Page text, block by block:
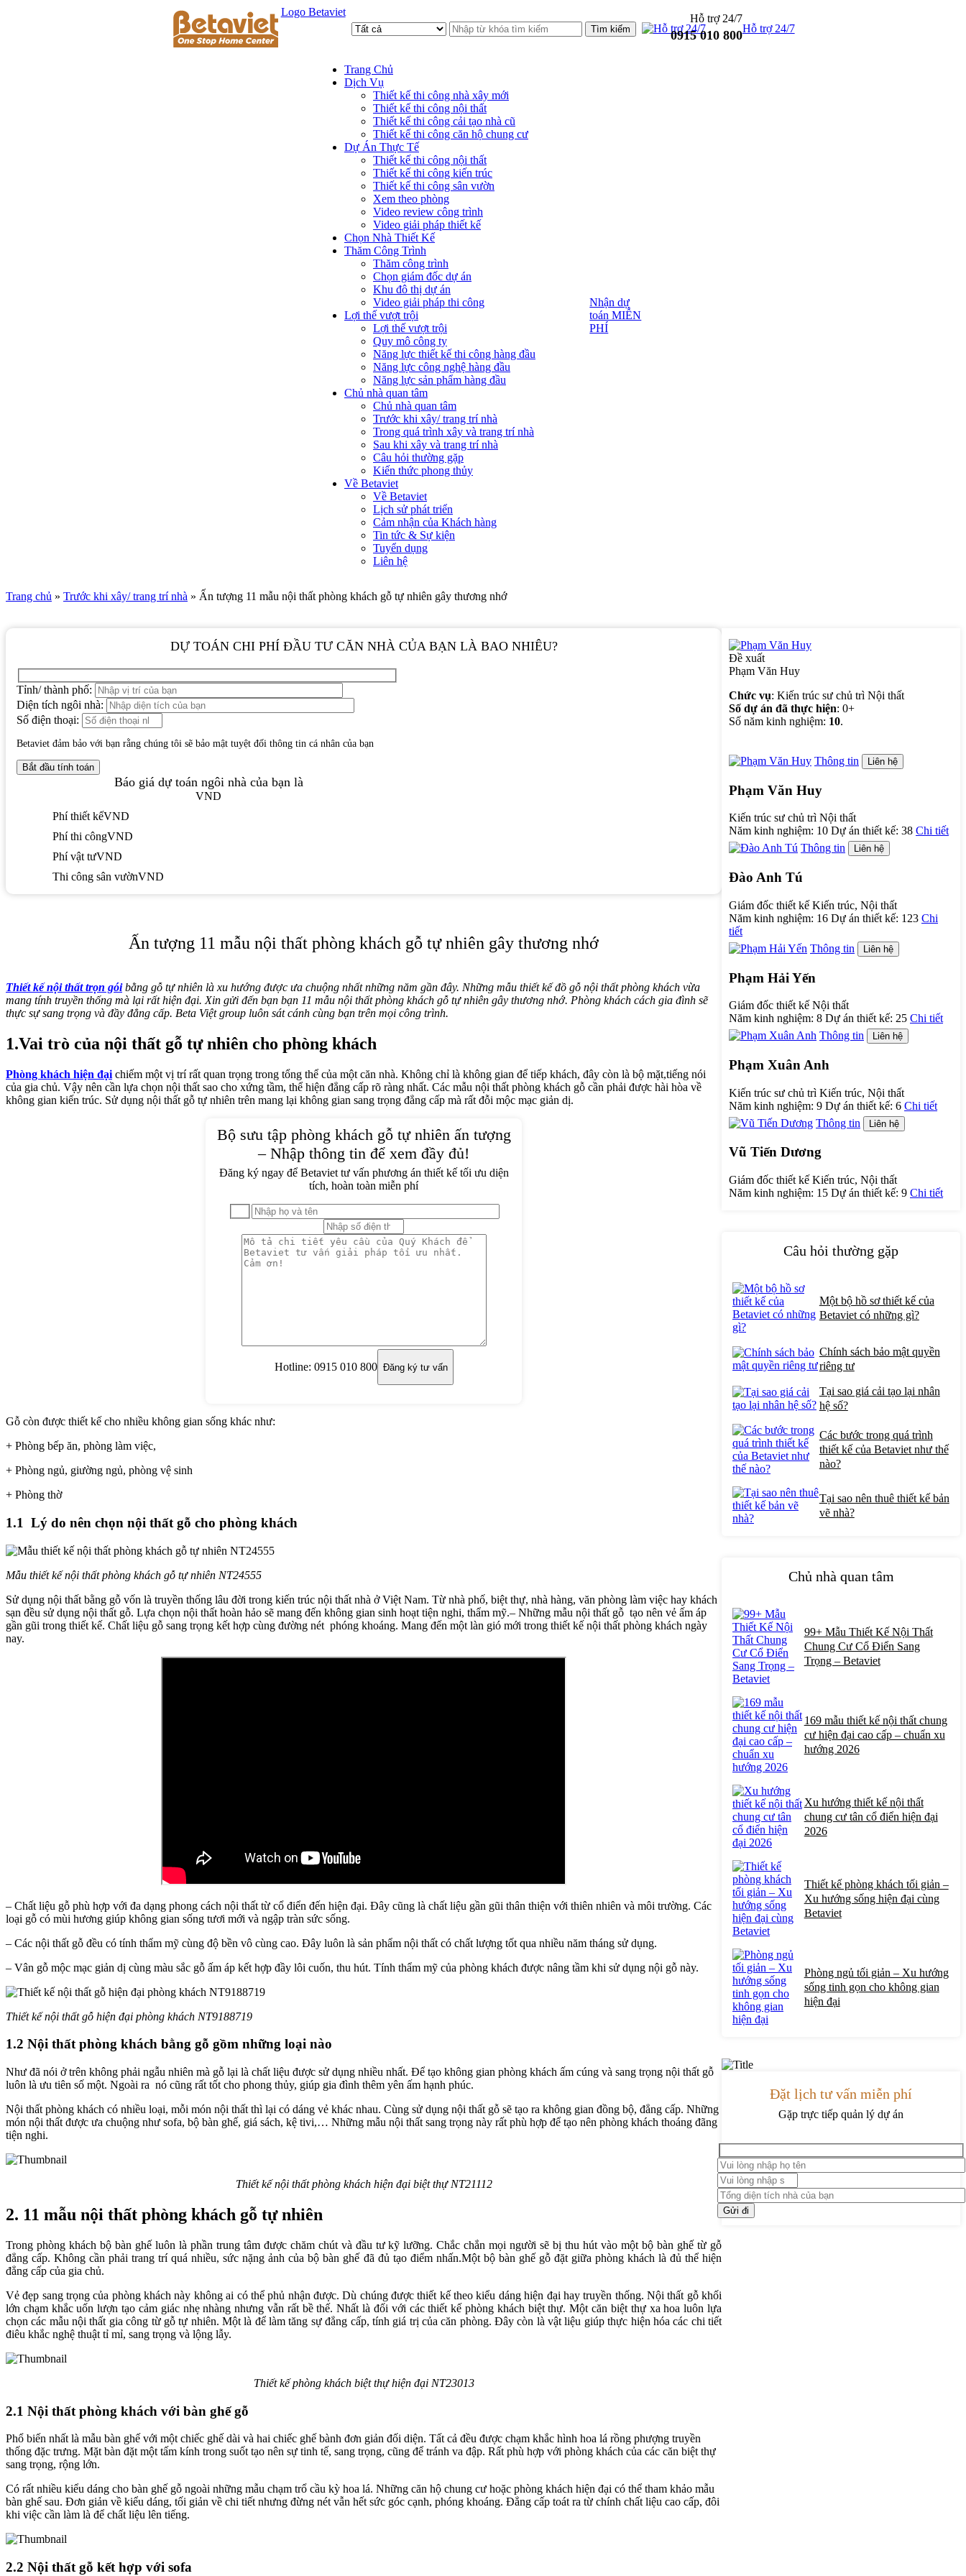
Logo Betaviet
Hỗ trợ 24/7
0915 010 800Hỗ trợ 24/7
Trang Chủ
Dịch Vụ
Thiết kế thi công nhà xây mới
Thiết kế thi công nội thất
Thiết kế thi công cải tạo nhà cũ
Thiết kế thi công căn hộ chung cư
Dự Án Thực Tế
Thiết kế thi công nội thất
Thiết kế thi công kiến trúc
Thiết kế thi công sân vườn
Xem theo phòng
Video review công trình
Video giải pháp thiết kế
Chọn Nhà Thiết Kế
Thăm Công Trình
Thăm công trình
Chọn giám đốc dự án
Khu đô thị dự án
Video giải pháp thi công
Lợi thế vượt trội
Lợi thế vượt trội
Quy mô công ty
Năng lực thiết kế thi công hàng đầu
Năng lực công nghệ hàng đầu
Năng lực sản phẩm hàng đầu
Chủ nhà quan tâm
Chủ nhà quan tâm
Trước khi xây/ trang trí nhà
Trong quá trình xây và trang trí nhà
Sau khi xây và trang trí nhà
Câu hỏi thường gặp
Kiến thức phong thủy
Về Betaviet
Về Betaviet
Lịch sử phát triển
Cảm nhận của Khách hàng
Tin tức & Sự kiện
Tuyển dụng
Liên hệ
Nhận dự
toán MIỄN
PHÍ
Trang chủ » Trước khi xây/ trang trí nhà » Ấn tượng 11 mẫu nội thất phòng khách gỗ tự nhiên gây thương nhớ
DỰ TOÁN CHI PHÍ ĐẦU TƯ CĂN NHÀ CỦA BẠN LÀ BAO NHIÊU?
Tỉnh/ thành phố:
Diện tích ngôi nhà:
Số điện thoại:
Betaviet đảm bảo với bạn rằng chúng tôi sẽ bảo mật tuyệt đối thông tin cá nhân của bạn
Báo giá dự toán ngôi nhà của bạn là
VND
Phí thiết kếVND
Phí thi côngVND
Phí vật tưVND
Thi công sân vườnVND
Ấn tượng 11 mẫu nội thất phòng khách gỗ tự nhiên gây thương nhớ
Thiết kế nội thất trọn góibằng gỗ tự nhiên là xu hướng được ưa chuộng nhất những năm gần đây. Những mẫu thiết kế đồ gỗ nội thất phòng khách vừa
mang tính truyền thống mà lại rất hiện đại. Xin gửi đến bạn bạn 11 mẫu nội thất phòng khách gỗ tự nhiên gây thương nhớ. Phòng khách cách gia đình sẽ
thực sự sang trọng và đầy đẳng cấp. Beta Việt group luôn sát cánh cùng bạn trên mọi công trình.
1.Vai trò của nội thất gỗ tự nhiên cho phòng khách
Phòng khách hiện đại chiếm một vị trí rất quan trọng trong tổng thể của một căn nhà. Không chỉ là không gian để tiếp khách, đây còn là bộ mặt,tiếng nói
của gia chủ. Vậy nên cần lựa chọn nội thất sao cho xứng tầm, thể hiện đẳng cấp rõ ràng nhất. Các mẫu nội thất phòng khách gỗ cần phải được hài hòa về
không gian kiến trúc. Sử dụng nội thất gỗ tự nhiên trên mang lại không gian sang trọng đẳng cấp mà rất đỗi mộc mạc giản dị.
Bộ sưu tập phòng khách gỗ tự nhiên ấn tượng
– Nhập thông tin để xem đầy đủ!
Đăng ký ngay để Betaviet tư vấn phương án thiết kế tối ưu diện
tích, hoàn toàn miễn phí
Hotline: 0915 010 800
Gỗ còn được thiết kế cho nhiều không gian sống khác như:
+ Phòng bếp ăn, phòng làm việc,
+ Phòng ngủ, giường ngủ, phòng vệ sinh
+ Phòng thờ
1.1 Lý do nên chọn nội thất gỗ cho phòng khách
Mẫu thiết kế nội thất phòng khách gỗ tự nhiên NT24555
Sử dụng nội thất bằng gỗ vốn là truyền thống lâu đời trong kiến trúc nội thất nhà ở Việt Nam. Từ nhà phố, biệt thự, nhà hàng, văn phòng làm việc hay khách
sạn đều sử dụng nội thất gỗ. Lựa chọn nội thất hoàn hảo sẽ mang đến không gian sinh hoạt tiện nghi, thẩm mỹ.– Những mẫu nội thất gỗ tạo nên vẻ ấm áp
gần gũi trong thiết kế. Chất liệu gỗ sang trọng kết hợp cùng đường nét phóng khoáng. Mang đến một làn gió mới trong thiết kế nội thất phòng khách ngày
nay.
– Chất liệu gỗ phù hợp với đa dạng phong cách nội thất từ cổ điển đến hiện đại. Đây cũng là chất liệu gần gũi thân thiện với thiên nhiên và môi trường. Các
loại gỗ có mùi hương giúp không gian sống tươi mới và ngập tràn sức sống.
– Các nội thất gỗ đều có tính thẩm mỹ cùng độ bền vô cùng cao. Đây luôn là sản phẩm nội thất có chất lượng tốt qua nhiều năm tháng sử dụng.
– Vân gỗ mộc mạc giản dị cùng màu sắc gỗ ấm áp kết hợp đầy lôi cuốn, thu hút. Tính thẩm mỹ của phòng khách được nâng tầm khi sử dụng nội gỗ này.
Thiết kế nội thất gỗ hiện đại phòng khách NT9188719
1.2 Nội thất phòng khách bằng gỗ gồm những loại nào
Như đã nói ở trên không phải ngẫu nhiên mà gỗ lại là chất liệu được sử dụng nhiều nhất. Để tạo không gian phòng khách ấm cúng và sang trọng nội thất gỗ
luôn là ưu tiên số một. Ngoài ra nó cũng rất tốt cho phong thủy, giúp gia đình thêm yên ấm hạnh phúc.
Nội thất phòng khách có nhiều loại, mỗi món nội thất thì lại có dáng vẻ khác nhau. Cùng sử dụng nội thất gỗ sẽ tạo ra không gian đồng bộ, đẳng cấp. Những
món nội thất được ưa chuộng như sofa, bộ bàn ghế, giá sách, kệ tivi,… Những mẫu nội thất sang trọng này rất phù hợp để tạo nên phòng khách thoáng đãng
tiện nghi.
Thiết kế nội thất phòng khách hiện đại biệt thự NT21112
2. 11 mẫu nội thất phòng khách gỗ tự nhiên
Trong phòng khách bộ bàn ghế luôn là phần trung tâm được chăm chút và đầu tư kỹ lưỡng. Chắc chắn mọi người sẽ bị thu hút vào một bộ bàn ghế từ gỗ
đẳng cấp. Không cần phải trang trí quá nhiều, sức nặng ảnh của bộ bàn ghế đã đủ tạo điểm nhấn.Một bộ bàn ghế gỗ đặt giữa phòng khách là đủ thể hiện
đẳng cấp của gia chủ.
Vẻ đẹp sang trọng của phòng khách này không ai có thể phủ nhận được. Dù chúng được thiết kế theo kiểu dáng hiện đại hay truyền thống. Nội thất gỗ khối
lớn chạm khắc uốn lượn tạo cảm giác nhẹ nhàng nhưng vẫn rất bề thế. Nhất là đối với các thiết kế phòng khách biệt thự. Một căn biệt thự xa hoa luôn lựa
chọn các mẫu nội thất gia công từ gỗ tự nhiên. Một là để làm tăng sự đẳng cấp, tính giá trị của căn phòng. Đây còn là vật liệu giúp thực hiện hóa các chi tiết
điêu khắc nghệ thuật tỉ mỉ, sang trọng và lộng lẫy.
Thiết kế phòng khách biệt thự hiện đại NT23013
2.1 Nội thất phòng khách với bàn ghế gỗ
Phổ biến nhất là mẫu bàn ghế với một chiếc ghế dài và hai chiếc ghế bành đơn giản đối diện. Tất cả đều được chạm khắc hình hoa lá rồng phượng truyền
thống đặc trưng. Mặt bàn đặt một tấm kính trong suốt tạo nên sự tinh tế, sang trọng, cũng để tránh va đập. Rất phù hợp với phòng khách của các căn biệt thự
sang trọng, rộng lớn.
Có rất nhiều kiểu dáng cho bàn ghế gỗ ngoài những mẫu chạm trổ cầu kỳ hoa lá. Những căn hộ chung cư hoặc phòng khách hiện đại có thể tham khảo mẫu
bàn ghế sau. Đơn giản về kiểu dáng, tối giản về chi tiết nhưng đừng nét vẫn hết sức góc cạnh, phóng khoáng. Đẳng cấp toát ra từ chính chất liệu cao cấp, đôi
khi việc cần làm là để chất liệu lên tiếng.
2.2 Nội thất gỗ kết hợp với sofa
Đề xuất
Phạm Văn Huy
Chức vụ: Kiến trúc sư chủ trì Nội thất
Số dự án đã thực hiện: 0+
Số năm kinh nghiệm: 10.
Thông tin Liên hệ
Phạm Văn Huy
Kiến trúc sư chủ trì Nội thất
Năm kinh nghiệm: 10 Dự án thiết kế: 38 Chi tiết
Thông tin
Liên hệ
Đào Anh Tú
Giám đốc thiết kế Kiến trúc, Nội thất
Năm kinh nghiệm: 16 Dự án thiết kế: 123 Chi
tiết
Thông tin
Liên hệ
Phạm Hải Yến
Giám đốc thiết kế Nội thất
Năm kinh nghiệm: 8 Dự án thiết kế: 25 Chi tiết
Thông tin
Liên hệ
Phạm Xuân Anh
Kiến trúc sư chủ trì Kiến trúc, Nội thất
Năm kinh nghiệm: 9 Dự án thiết kế: 6 Chi tiết
Thông tin
Liên hệ
Vũ Tiến Dương
Giám đốc thiết kế Kiến trúc, Nội thất
Năm kinh nghiệm: 15 Dự án thiết kế: 9 Chi tiết
Câu hỏi thường gặp
Một bộ hồ sơ thiết kế của
Betaviet có những gì?
Chính sách bảo mật quyền
riêng tư
Tại sao giá cải tạo lại nhân
hệ số?
Các bước trong quá trình
thiết kế của Betaviet như thế
nào?
Tại sao nên thuê thiết kế bản
vẽ nhà?
Chủ nhà quan tâm
99+ Mẫu Thiết Kế Nội Thất
Chung Cư Cổ Điển Sang
Trọng – Betaviet
169 mẫu thiết kế nội thất chung
cư hiện đại cao cấp – chuẩn xu
hướng 2026
Xu hướng thiết kế nội thất
chung cư tân cổ điển hiện đại
2026
Thiết kế phòng khách tối giản –
Xu hướng sống hiện đại cùng
Betaviet
Phòng ngủ tối giản – Xu hướng
sống tinh gọn cho không gian
hiện đại
Đặt lịch tư vấn miễn phí
Gặp trực tiếp quản lý dự án